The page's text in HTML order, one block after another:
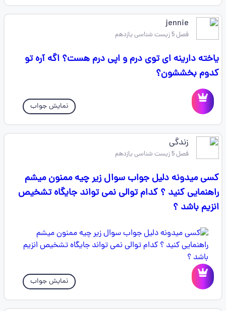
jennie
فصل 5 زیست شناسی یازدهم
یاخته دارینه ای توی درم و اپی درم هست؟ اگه آره تو
کدوم بخششون؟
نمایش جواب
زندگی
فصل 5 زیست شناسی یازدهم
کسی میدونه دلیل جواب سوال زیر چیه ممنون میشم
راهنمایی کنید ؟ کدام توالی نمی تواند جایگاه تشخیص
انزیم باشد ؟
نمایش جواب